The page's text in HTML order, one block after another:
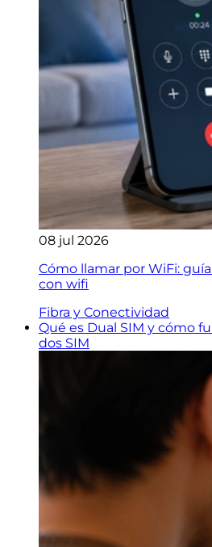
08 jul 2026
Cómo llamar por WiFi:
con wifi
Fibra y Conectividad
Qué es Dual SIM y cómo
dos SIM